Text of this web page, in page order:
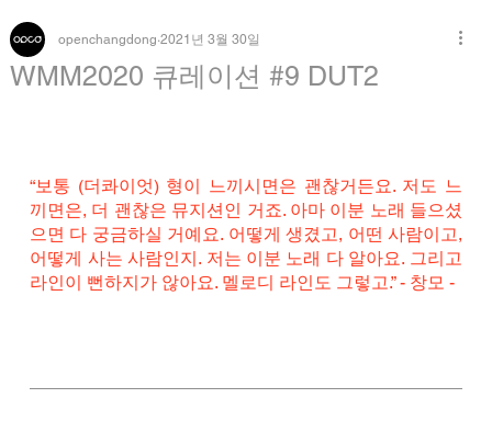
WMM2020 큐레이션 #9 DUT2
openchangdong 2021년 3월 30일
“보통 (더콰이엇) 형이 느끼시면은 괜찮거든요. 저도 느
끼면은, 더 괜찮은 뮤지션인 거죠. 아마 이분 노래 들으셨
으면 다 궁금하실 거예요. 어떻게 생겼고, 어떤 사람이고,
어떻게 사는 사람인지. 저는 이분 노래 다 알아요. 그리고
라인이 뻔하지가 않아요. 멜로디 라인도 그렇고.” - 창모 -